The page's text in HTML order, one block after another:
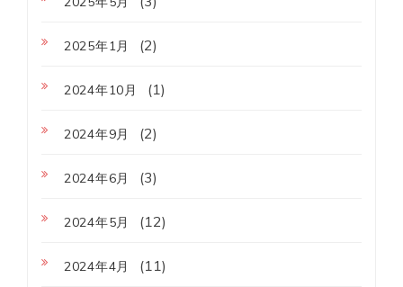
2025年1月 (2)
2024年10月 (1)
2024年9月 (2)
2024年6月 (3)
2024年5月 (12)
2024年4月 (11)